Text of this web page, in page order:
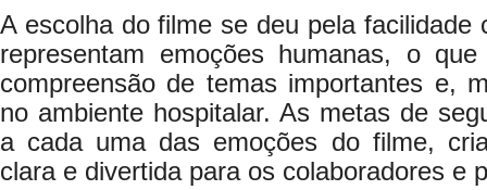
A escolha do filme se deu pela facilidade
representam emoções humanas, o
compreensão de temas importantes e,
no ambiente hospitalar. As metas de
a cada uma das emoções do filme,
clara e divertida para os colaboradores e